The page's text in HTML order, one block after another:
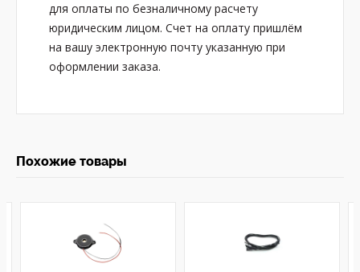
для оплаты по безналичному расчету
юридическим лицом. Счет на оплату пришлём
на вашу электронную почту указанную при
оформлении заказа.
Похожие товары